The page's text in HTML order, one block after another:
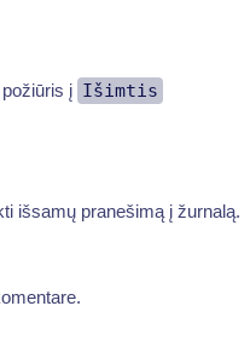
į Išimtis
išsamų pranešimą į žurnalą.